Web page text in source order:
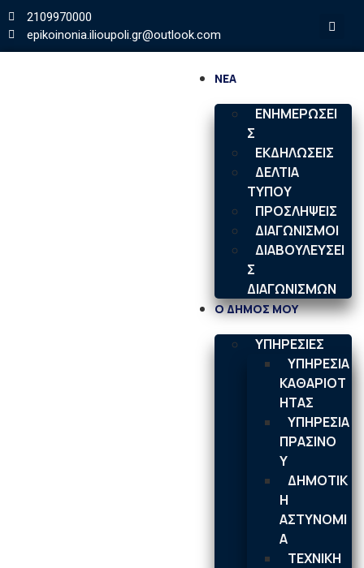
2109970000
epikoinonia.ilioupoli.gr@outlook.com
ΝΕΑ
ΕΝΗΜΕΡΩΣΕΙ
Σ
ΕΚΔΗΛΩΣΕΙΣ
ΔΕΛΤΙΑ
ΤΥΠΟΥ
ΠΡΟΣΛΗΨΕΙΣ
ΔΙΑΓΩΝΙΣΜΟΙ
ΔΙΑΒΟΥΛΕΥΣΕΙ
Σ
ΔΙΑΓΩΝΙΣΜΩΝ
Ο ΔΗΜΟΣ ΜΟΥ
ΥΠΗΡΕΣΙΕΣ
ΥΠΗΡΕΣΙΑ
ΚΑΘΑΡΙΟΤ
ΗΤΑΣ
ΥΠΗΡΕΣΙΑ
ΠΡΑΣΙΝΟ
Υ
ΔΗΜΟΤΙΚ
Η
ΑΣΤΥΝΟΜΙ
Α
ΤΕΧΝΙΚΗ